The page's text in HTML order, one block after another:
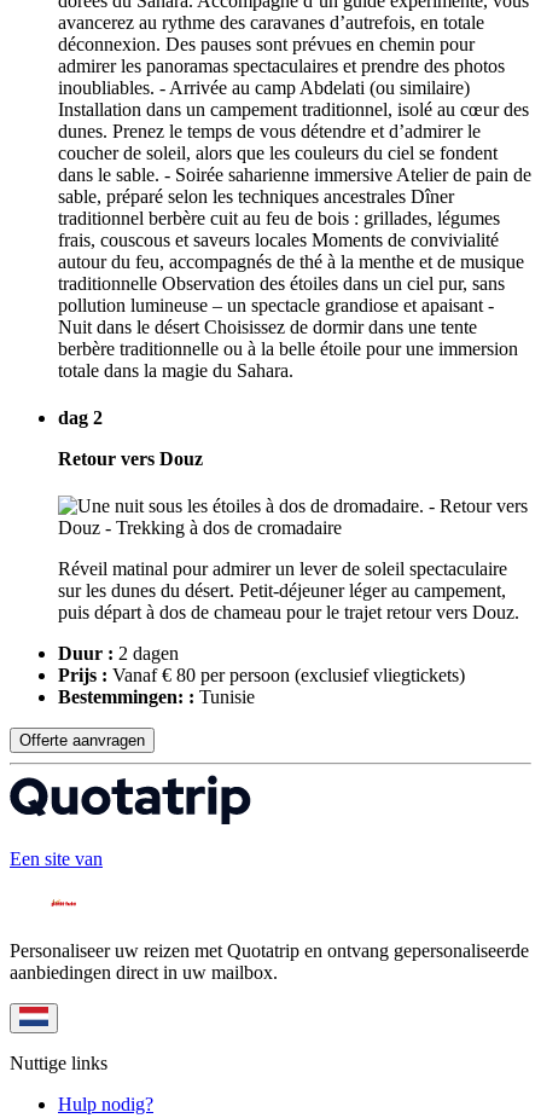
avancerez au rythme des caravanes d’autrefois, en totale
déconnexion. Des pauses sont prévues en chemin pour
admirer les panoramas spectaculaires et prendre des photos
inoubliables. - Arrivée au camp Abdelati (ou similaire)
Installation dans un campement traditionnel, isolé au cœur des
dunes. Prenez le temps de vous détendre et d’admirer le
coucher de soleil, alors que les couleurs du ciel se fondent
dans le sable. - Soirée saharienne immersive Atelier de pain de
sable, préparé selon les techniques ancestrales Dîner
traditionnel berbère cuit au feu de bois : grillades, légumes
frais, couscous et saveurs locales Moments de convivialité
autour du feu, accompagnés de thé à la menthe et de musique
traditionnelle Observation des étoiles dans un ciel pur, sans
pollution lumineuse – un spectacle grandiose et apaisant -
Nuit dans le désert Choisissez de dormir dans une tente
berbère traditionnelle ou à la belle étoile pour une immersion
totale dans la magie du Sahara.
dag 2
Retour vers Douz
Réveil matinal pour admirer un lever de soleil spectaculaire
sur les dunes du désert. Petit-déjeuner léger au campement,
puis départ à dos de chameau pour le trajet retour vers Douz.
Duur : 2 dagen
Prijs : Vanaf € 80 per persoon (exclusief vliegtickets)
Bestemmingen: : Tunisie
Offerte aanvragen
Een site van
Personaliseer uw reizen met Quotatrip en ontvang gepersonaliseerde
aanbiedingen direct in uw mailbox.
Nuttige links
Hulp nodig?